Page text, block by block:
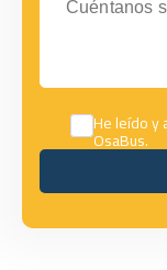
He leído y
OsaBus.